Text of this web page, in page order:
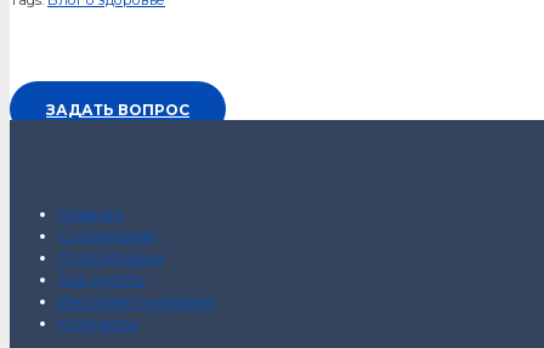
ЗАДАТЬ ВОПРОС
Главная
О компании
О продукции
Как купить
Интернет-магазин
Контакты